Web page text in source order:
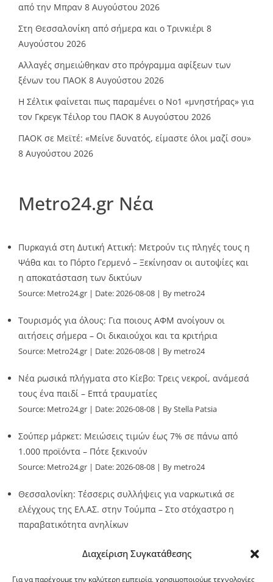
Διαχείριση Συγκατάθεσης
Για να παρέχουμε την καλύτερη εμπειρία, χρησιμοποιούμε τεχνολογίες
από την Μπραν 8 Αυγούστου 2026
Στη Θεσσαλονίκη από σήμερα και ο Τρινκιέρι 8
Αυγούστου 2026
Αλλαγές σημειώθηκαν στο πρόγραμμα αφίξεων των
ξένων του ΠΑΟΚ 8 Αυγούστου 2026
Η Σέλτικ φαίνεται πως παραμένει ο Νο1 «μνηστήρας» για
τον Γκρεγκ Τέιλορ του ΠΑΟΚ 8 Αυγούστου 2026
ΠΑΟΚ σε Μεϊτέ: «Μείνε δυνατός, είμαστε όλοι μαζί σου»
8 Αυγούστου 2026
Metro24.gr Νέα
Πυρκαγιά στη Δυτική Αττική: Μετρούν τις πληγές τους η
Ψάθα και το Πόρτο Γερμενό – Ξεκίνησαν οι αυτοψίες και
η αποκατάσταση των δικτύων
Source: Metro24.gr Date: 2026-08-08 By metro24
Τουρισμός για όλους: Για ποιους ΑΦΜ ανοίγουν οι
αιτήσεις σήμερα – Οι δικαιούχοι και τα κριτήρια
Source: Metro24.gr Date: 2026-08-08 By metro24
Νέα ρωσικά πλήγματα στο Κίεβο: Τρεις νεκροί, ανάμεσά
τους ένα παιδί – Επτά τραυματίες
Source: Metro24.gr Date: 2026-08-08 By Stella Patsia
Σούπερ μάρκετ: Μειώσεις τιμών έως 7% σε πάνω από
1.000 προϊόντα – Πότε ξεκινούν
Source: Metro24.gr Date: 2026-08-08 By metro24
Θεσσαλονίκη: Τέσσερις συλλήψεις για ναρκωτικά σε
ελέγχους της ΕΛ.ΑΣ. στην Τούμπα – Στο στόχαστρο η
παραβατικότητα ανηλίκων